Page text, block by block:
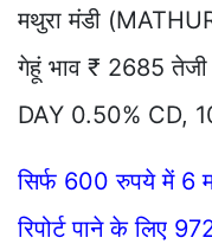
मथुरा मंडी
गेहूं भाव ₹ 2685
DAY 0.50% CD,
सिर्फ 600 रुपये में 6
रिपोर्ट पाने के लिए